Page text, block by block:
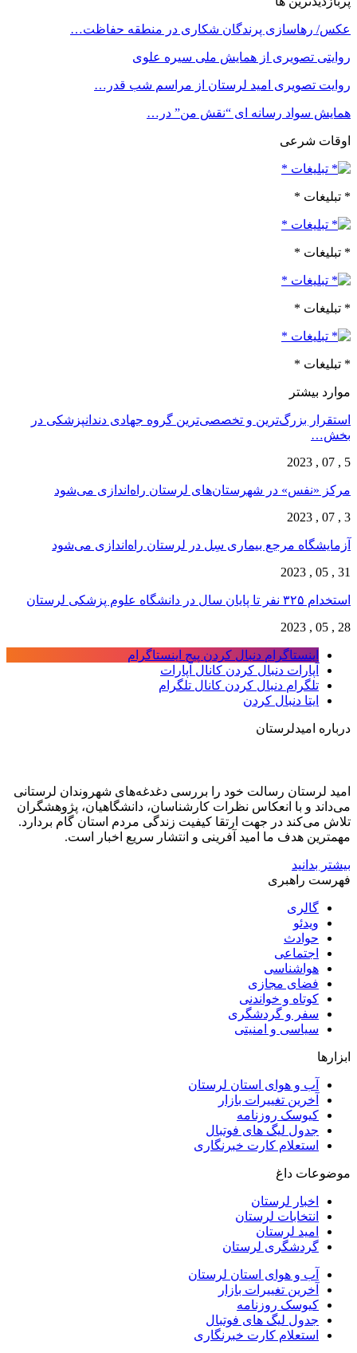
عکس/ رهاسازی پرندگان شکاری در منطقه حفاظت…
روایتی تصویری از همایش ملی سیره علوی
روایت تصویری امید لرستان از مراسم شب قدر…
همایش سواد رسانه ای “نقش من” در…
اوقات شرعی
* تبلیغات *
* تبلیغات *
* تبلیغات *
* تبلیغات *
موارد بیشتر
استقرار بزرگ‌ترین و تخصصی‌ترین گروه جهادی دندانپزشکی در
بخش…
5 , 07 , 2023
مرکز «نفس» در شهرستان‌های لرستان راه‌اندازی می‌شود
3 , 07 , 2023
آزمایشگاه مرجع بیماری سِل در لرستان راه‌اندازی می‌شود
31 , 05 , 2023
استخدام ۳۲۵ نفر تا پایان سال در دانشگاه علوم پزشکی لرستان
28 , 05 , 2023
اینستاگرام دنبال کردن پیج اینستاگرام
آپارات دنبال کردن کانال آپارات
تلگرام دنبال کردن کانال تلگرام
ایتا دنبال کردن
درباره امیدلرستان
امید لرستان رسالت خود را بررسی دغدغه‌های شهروندان لرستانی
می‌داند و با انعکاس نظرات کارشناسان، دانشگاهیان، پژوهشگران
تلاش می‌کند در جهت ارتقا کیفیت زندگی مردم استان گام بردارد.
مهمترین هدف ما امید آفرینی و انتشار سریع اخبار است.
بیشتر بدانید
فهرست راهبری
گالری
ویدئو
حوادث
اجتماعی
هواشناسی
فضای مجازی
کوتاه و خواندنی
سفر و گردشگری
سیاسی و امنیتی
ابزارها
آب و هوای استان لرستان
آخرین تغییرات بازار
کیوسک روزنامه
جدول لیگ های فوتبال
استعلام کارت خبرنگاری
موضوعات داغ
اخبار لرستان
انتخابات لرستان
امید لرستان
گردشگری لرستان
آب و هوای استان لرستان
آخرین تغییرات بازار
کیوسک روزنامه
جدول لیگ های فوتبال
استعلام کارت خبرنگاری